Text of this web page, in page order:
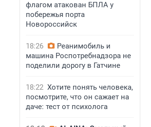
флагом атакован БПЛА у
побережья порта
Новороссийск
18:26
Реанимобиль и
машина Роспотребнадзора не
поделили дорогу в Гатчине
18:22 Хотите понять человека,
посмотрите, что он сажает на
даче: тест от психолога